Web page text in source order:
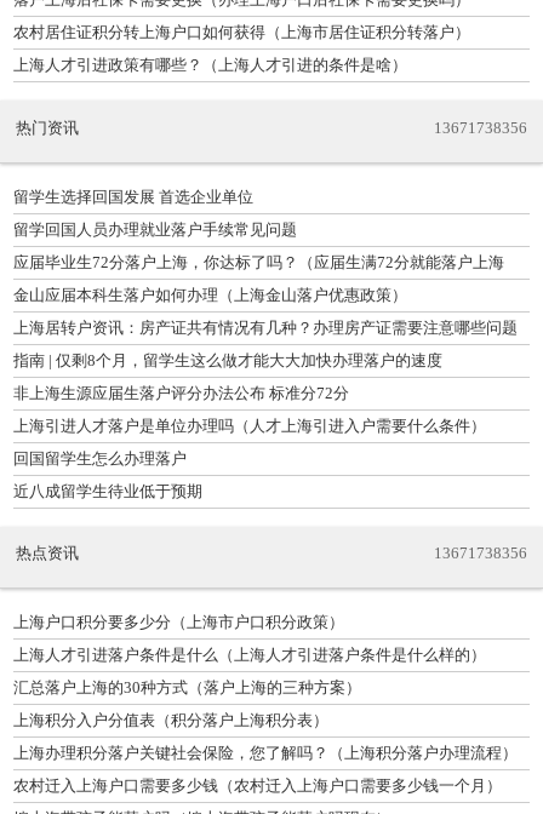
农村居住证积分转上海户口如何获得（上海市居住证积分转落户）
上海人才引进政策有哪些？（上海人才引进的条件是啥）
热门资讯 13671738356
留学生选择回国发展 首选企业单位
留学回国人员办理就业落户手续常见问题
应届毕业生72分落户上海，你达标了吗？（应届生满72分就能落户上海
吗）
金山应届本科生落户如何办理（上海金山落户优惠政策）
上海居转户资讯：房产证共有情况有几种？办理房产证需要注意哪些问题
指南 | 仅剩8个月，留学生这么做才能大大加快办理落户的速度
非上海生源应届生落户评分办法公布 标准分72分
上海引进人才落户是单位办理吗（人才上海引进入户需要什么条件）
回国留学生怎么办理落户
近八成留学生待业低于预期
热点资讯 13671738356
上海户口积分要多少分（上海市户口积分政策）
上海人才引进落户条件是什么（上海人才引进落户条件是什么样的）
汇总落户上海的30种方式（落户上海的三种方案）
上海积分入户分值表（积分落户上海积分表）
上海办理积分落户关键社会保险，您了解吗？（上海积分落户办理流程）
农村迁入上海户口需要多少钱（农村迁入上海户口需要多少钱一个月）